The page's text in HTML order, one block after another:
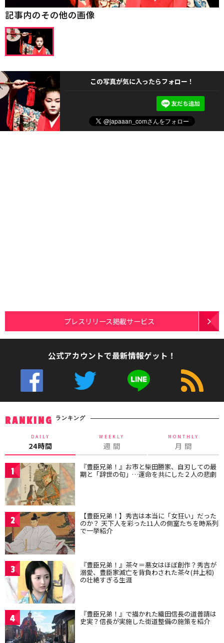
記事内のその他の画像
この写真が気に入ったらフォロー！
プレスリリース掲載サービス
公式アカウントで最新情報ゲット！
RANKING ランキング
DAILY
24時間
WEEKLY
週 間
MONTHLY
月 間
1 『豊臣兄弟！』お市と柴田勝家、自刃しての最
期と「辞世の句」…運命を共にした２人の悲劇
2 【豊臣兄弟！】秀吉は本当に「女狂い」だった
のか？ 天下人を彩った11人の側室たちを時系列
で一挙紹介
3 『豊臣兄弟！』茶々＝悪女はほぼ創作？秀吉が
溺愛、豊臣家滅亡を背負わされた茶々(井上和)
の壮絶すぎる生涯
4 『豊臣兄弟！』で描かれた織田信長の道普請は
史実？信長が実施した街道整備の施策を紹介